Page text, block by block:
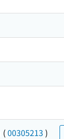
(00305213 )